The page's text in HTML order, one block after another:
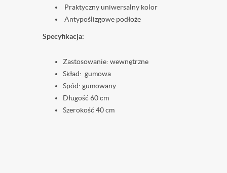
Praktyczny uniwersalny kolor
Antypoślizgowe podłoże
Specyfikacja:
Zastosowanie: wewnętrzne
Skład: gumowa
Spód: gumowany
Długość 60 cm
Szerokość 40 cm